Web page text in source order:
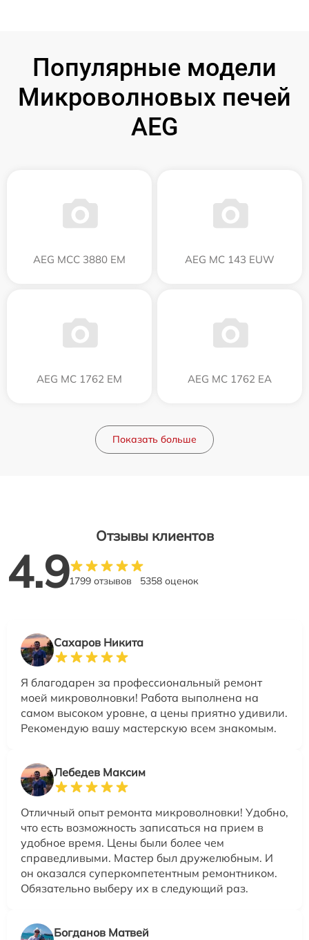
Популярные модели
Микроволновых печей
AEG
AEG MCC 3880 EM AEG MC 143 EUW
AEG MC 1762 EM AEG MC 1762 EA
Показать больше
Отзывы клиентов
4.91799 отзывов 5358 оценок
Сахаров Никита
Я благодарен за профессиональный ремонт
моей микроволновки! Работа выполнена на
самом высоком уровне, а цены приятно удивили.
Рекомендую вашу мастерскую всем знакомым.
Лебедев Максим
Отличный опыт ремонта микроволновки! Удобно,
что есть возможность записаться на прием в
удобное время. Цены были более чем
справедливыми. Мастер был дружелюбным. И
он оказался суперкомпетентным ремонтником.
Обязательно выберу их в следующий раз.
Богданов Матвей